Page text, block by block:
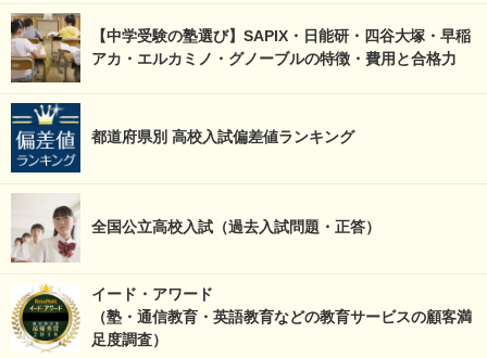
【中学受験の塾選び】SAPIX・日能研・四谷大塚・早稲
アカ・エルカミノ・グノーブルの特徴・費用と合格力
都道府県別 高校入試偏差値ランキング
全国公立高校入試（過去入試問題・正答）
イード・アワード
（塾・通信教育・英語教育などの教育サービスの顧客満
足度調査）